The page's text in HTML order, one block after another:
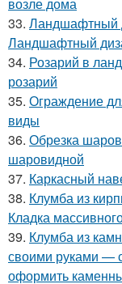
33. Ландшафтный
Ландшафтный
34. Розарий в
розарий
35. Ограждение
виды
36. Обрезка
шаровидной
37. Каркасный
38. Клумба из
Кладка
39. Клумба из
своими руками —
оформить